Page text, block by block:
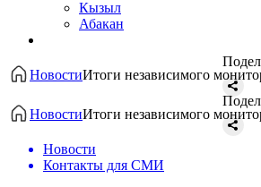
Кызыл
Абакан
НовостиИтоги независимого
НовостиИтоги независимого
Новости
Контакты для СМИ